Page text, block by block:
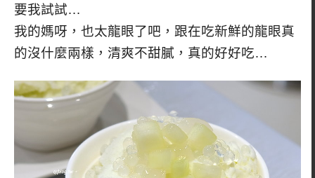
要我試試…
我的媽呀，也太龍眼了吧，跟在吃新鮮的龍眼真
的沒什麼兩樣，清爽不甜膩，真的好好吃…